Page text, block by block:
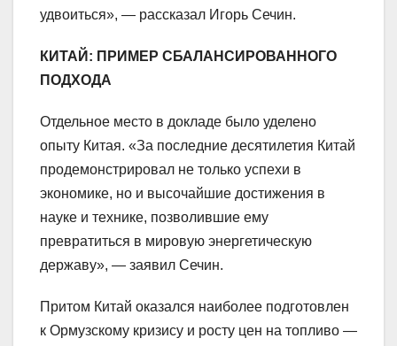
удвоиться», — рассказал Игорь Сечин.
КИТАЙ: ПРИМЕР СБАЛАНСИРОВАННОГО
ПОДХОДА
Отдельное место в докладе было уделено
опыту Китая. «За последние десятилетия Китай
продемонстрировал не только успехи в
экономике, но и высочайшие достижения в
науке и технике, позволившие ему
превратиться в мировую энергетическую
державу», — заявил Сечин.
Притом Китай оказался наиболее подготовлен
к Ормузскому кризису и росту цен на топливо —